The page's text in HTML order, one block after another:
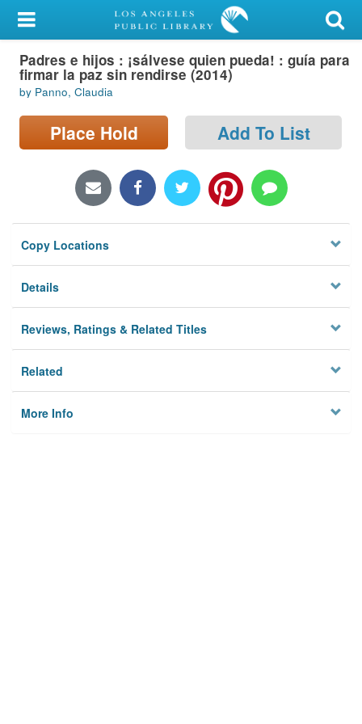
My Account
Library Card
Sign In
Search
Locations/Hours (external
Privacy
Padres e hijos : ¡sálvese quien pueda! : guía para
firmar la paz sin rendirse (2014)
by Panno, Claudia
Place Hold Add To List
Copy Locations
Details
Reviews, Ratings & Related Titles
Related
More Info